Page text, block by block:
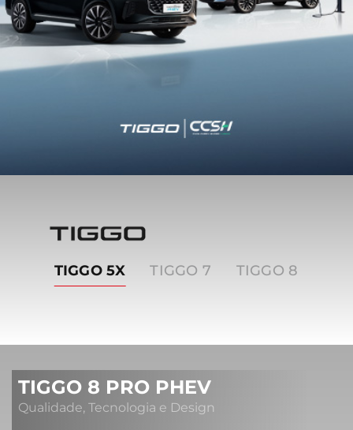
Tiggo
TIGGO 5X TIGGO 7 TIGGO 8
TIGGO 8 PRO PHEV
Qualidade, Tecnologia e Design